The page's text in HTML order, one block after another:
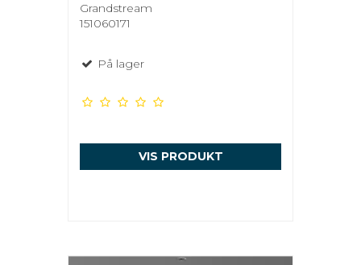
Grandstream
151060171
På lager
VIS PRODUKT